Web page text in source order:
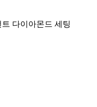
다이아몬드 세팅